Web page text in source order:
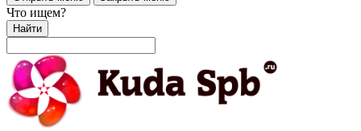
Что ищем?
Найти